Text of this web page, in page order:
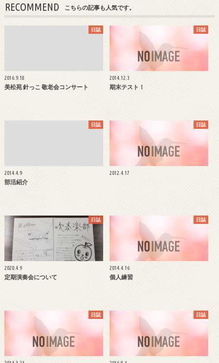
RECOMMEND こちらの記事も人気です。
日誌
2016.9.18
美松苑 針っこ 敬老会コンサート
日誌
2014.12.3
期末テスト！
日誌
2014.4.9
部活紹介
日誌
2012.4.17
日誌
2020.4.9
定期演奏会について
日誌
2014.4.16
個人練習
日誌 日誌